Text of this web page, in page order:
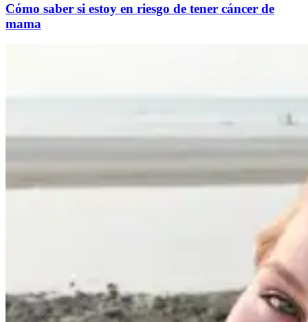
Cómo saber si estoy en riesgo de tener cáncer de
mama